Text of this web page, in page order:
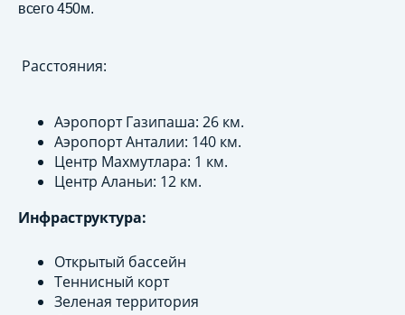
всего 450м.
Расстояния:
Аэропорт Газипаша: 26 км.
Аэропорт Анталии: 140 км.
Центр Махмутлара: 1 км.
Центр Аланьи: 12 км.
Инфраструктура:
Открытый бассейн
Теннисный корт
Зеленая территория